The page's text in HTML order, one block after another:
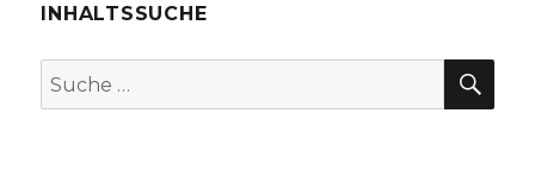
von
Fleischer,
INHALTSSUCHE
Suche
nach: